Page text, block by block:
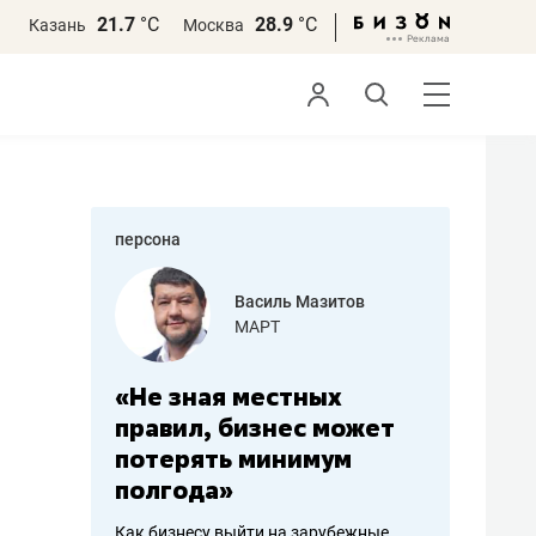
Казань 21.7 °С Москва 28.9 °С
персона
Василь Мазитов
МАРТ
«Не зная местных
правил, бизнес может
потерять минимум
полгода»